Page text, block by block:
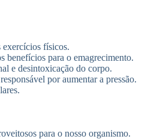
exercícios físicos.
benefícios para o emagrecimento.
e desintoxicação do corpo.
por aumentar a pressão.
para o nosso organismo.